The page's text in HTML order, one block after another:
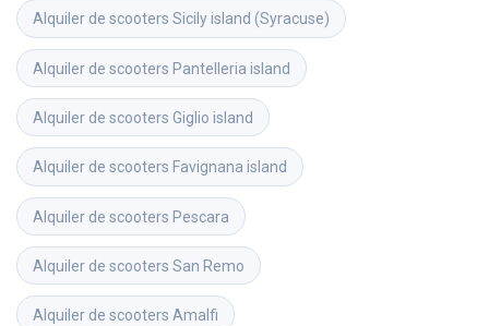
Alquiler de scooters Sicily island (Syracuse)
Alquiler de scooters Pantelleria island
Alquiler de scooters Giglio island
Alquiler de scooters Favignana island
Alquiler de scooters Pescara
Alquiler de scooters San Remo
Alquiler de scooters Amalfi